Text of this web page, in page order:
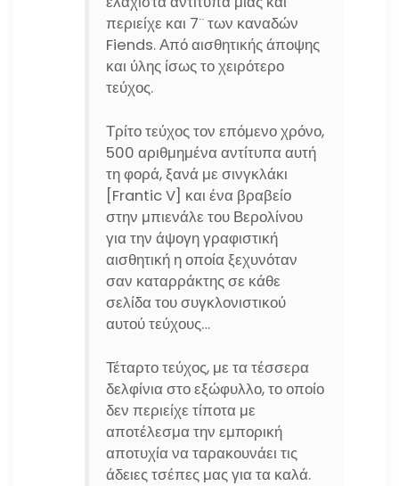
περιείχε και 7¨ των καναδών
Fiends. Από αισθητικής άποψης
και ύλης ίσως το χειρότερο
τεύχος.
Τρίτο τεύχος τον επόμενο χρόνο,
500 αριθμημένα αντίτυπα αυτή
τη φορά, ξανά με σινγκλάκι
[Frantic V] και ένα βραβείο
στην μπιενάλε του Βερολίνου
για την άψογη γραφιστική
αισθητική η οποία ξεχυνόταν
σαν καταρράκτης σε κάθε
σελίδα του συγκλονιστικού
αυτού τεύχους…
Τέταρτο τεύχος, με τα τέσσερα
δελφίνια στο εξώφυλλο, το οποίο
δεν περιείχε τίποτα με
αποτέλεσμα την εμπορική
αποτυχία να ταρακουνάει τις
άδειες τσέπες μας για τα καλά.